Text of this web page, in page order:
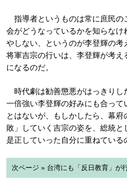
指導者というものは常に庶民の
会がどうなっているかを知らなけ
やしない、というのが李登輝の考
将軍吉宗の行いは、李登輝が考え
になるのだ。
時代劇は勧善懲悪がはっきりし
一倍強い李登輝の好みにも合って
とはないが、もしかしたら、幕
敗」していく吉宗の姿を、総統と
是正していった自分に重ねている
次ページ » 台湾にも「反日教育」が